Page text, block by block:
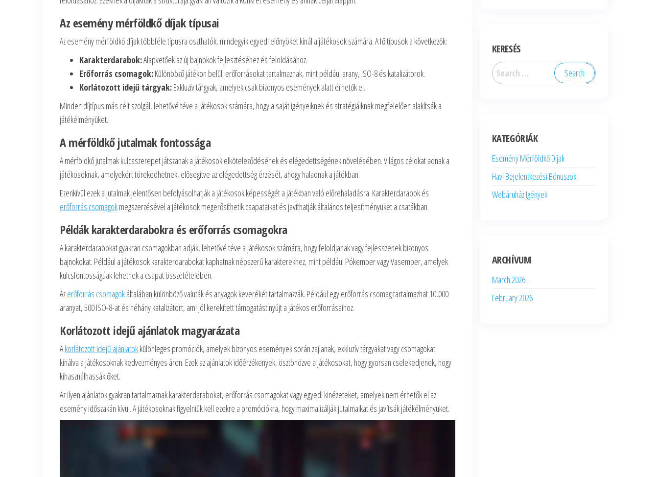
Az esemény mérföldkő díjak típusai
Az esemény mérföldkő díjak többféle típusra oszthatók, mindegyik egyedi előnyöket kínál a játékosok számára. A fő típusok a következők:
Karakterdarabok:Alapvetőek az új bajnokok fejlesztéséhez és feloldásához.
Erőforrás csomagok:Különböző játékon belüli erőforrásokat tartalmaznak, mint például arany, ISO-8 és katalizátorok.
Korlátozott idejű tárgyak:Exkluzív tárgyak, amelyek csak bizonyos események alatt érhetők el.
Minden díjtípus más célt szolgál, lehetővé téve a játékosok számára, hogy a saját igényeiknek és stratégiáiknak megfelelően alakítsák a
játékélményüket.
A mérföldkő jutalmak fontossága
A mérföldkő jutalmak kulcsszerepet játszanak a játékosok elköteleződésének és elégedettségének növelésében. Világos célokat adnak a
játékosoknak, amelyekért törekedhetnek, elősegítve az elégedettség érzését, ahogy haladnak a játékban.
Ezenkívül ezek a jutalmak jelentősen befolyásolhatják a játékosok képességét a játékban való előrehaladásra. Karakterdarabok és
erőforrás csomagokmegszerzésével a játékosok megerősíthetik csapataikat és javíthatják általános teljesítményüket a csatákban.
Példák karakterdarabokra és erőforrás csomagokra
A karakterdarabokat gyakran csomagokban adják, lehetővé téve a játékosok számára, hogy feloldjanak vagy fejlesszenek bizonyos
bajnokokat. Például a játékosok karakterdarabokat kaphatnak népszerű karakterekhez, mint például Pókember vagy Vasember, amelyek
kulcsfontosságúak lehetnek a csapat összetételében.
Azerőforrás csomagokáltalában különböző valuták és anyagok keverékét tartalmazzák. Például egy erőforrás csomag tartalmazhat 10,000
aranyat, 500 ISO-8-at és néhány katalizátort, ami jól kerekített támogatást nyújt a játékos erőforrásaihoz.
Korlátozott idejű ajánlatok magyarázata
Akorlátozott idejű ajánlatokkülönleges promóciók, amelyek bizonyos események során zajlanak, exkluzív tárgyakat vagy csomagokat
kínálva a játékosoknak kedvezményes áron. Ezek az ajánlatok időérzékenyek, ösztönözve a játékosokat, hogy gyorsan cselekedjenek, hogy
kihasználhassák őket.
Az ilyen ajánlatok gyakran tartalmaznak karakterdarabokat, erőforrás csomagokat vagy egyedi kinézeteket, amelyek nem érhetők el az
esemény időszakán kívül. A játékosoknak figyelniük kell ezekre a promóciókra, hogy maximalizálják jutalmaikat és javítsák játékélményüket.
KERESÉS
Search
for:
KATEGÓRIÁK
Esemény Mérföldkő Díjak
Havi Bejelentkezési Bónuszok
Webáruház Igények
ARCHÍVUM
March 2026
February 2026